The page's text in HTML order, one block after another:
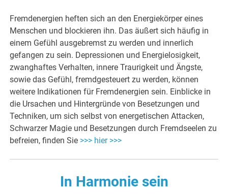
Fremdenergien heften sich an den Energiekörper eines
Menschen und blockieren ihn. Das äußert sich häufig in
einem Gefühl ausgebremst zu werden und innerlich
gefangen zu sein. Depressionen und Energielosigkeit,
zwanghaftes Verhalten, innere Traurigkeit und Ängste,
sowie das Gefühl, fremdgesteuert zu werden, können
weitere Indikationen für Fremdenergien sein. Einblicke in
die Ursachen und Hintergründe von Besetzungen und
Techniken, um sich selbst von energetischen Attacken,
Schwarzer Magie und Besetzungen durch Fremdseelen zu
befreien, finden Sie >>> hier >>>
In Harmonie sein